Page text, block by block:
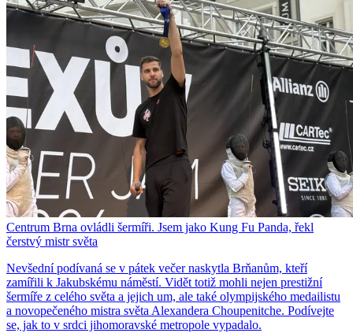
Centrum Brna ovládli šermíři. Jsem jako Kung Fu Panda, řekl
čerstvý mistr světa
Nevšední podívaná se v pátek večer naskytla Brňanům, kteří
zamířili k Jakubskému náměstí. Vidět totiž mohli nejen prestižní
šermíře z celého světa a jejich um, ale také olympijského medailistu
a novopečeného mistra světa Alexandera Choupenitche. Podívejte
se, jak to v srdci jihomoravské metropole vypadalo.